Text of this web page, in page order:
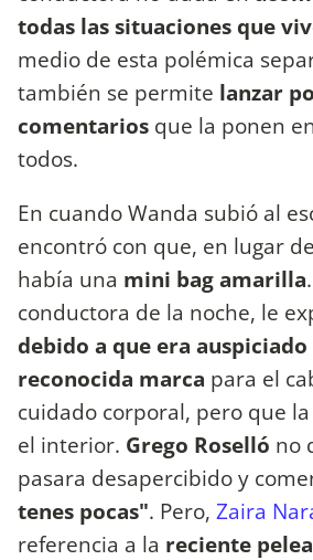
todas las situaciones que
medio de esta polémica
también se permite lanzar
comentarios que la ponen
todos.
En cuando Wanda subió al
encontró con que, en lugar
había una mini bag amarilla
conductora de la noche, le
debido a que era
reconocida marca para el
cuidado corporal, pero que
el interior. Grego Roselló no
pasara desapercibido y
tenes pocas". Pero, Zaira
referencia a la reciente pelea